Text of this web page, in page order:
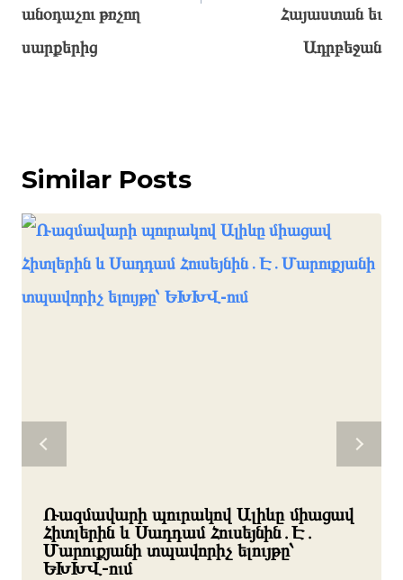
անօդաչու թռչող
սարքերից
Հայաստան եւ
Ադրբեջան
Similar Posts
Ռազմավարի պուրակով Ալիևը միացավ
Հիտլերին և Սադդամ Հուսեյնին․Է․
Մարուքյանի տպավորիչ ելույթը՝
ԵԽԽՎ-ում